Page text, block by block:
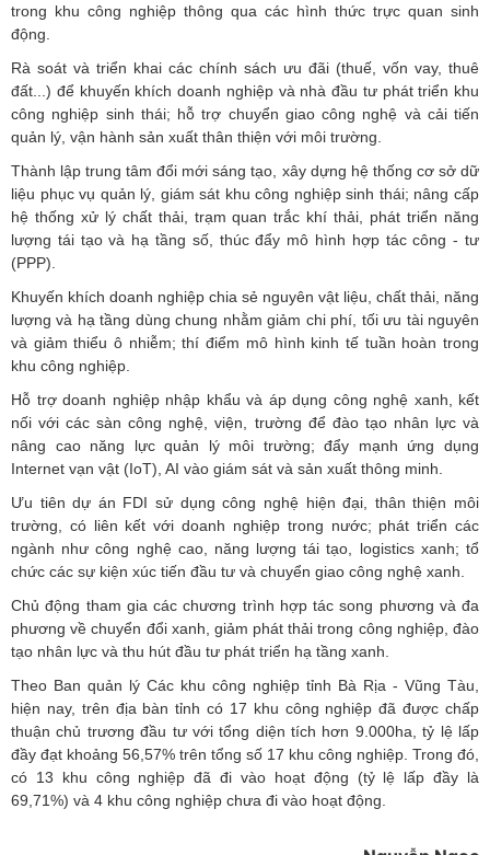
trong khu công nghiệp thông qua các hình thức trực quan sinh
động.
Rà soát và triển khai các chính sách ưu đãi (thuế, vốn vay, thuê
đất...) để khuyến khích doanh nghiệp và nhà đầu tư phát triển khu
công nghiệp sinh thái; hỗ trợ chuyển giao công nghệ và cải tiến
quản lý, vận hành sản xuất thân thiện với môi trường.
Thành lập trung tâm đổi mới sáng tạo, xây dựng hệ thống cơ sở dữ
liệu phục vụ quản lý, giám sát khu công nghiệp sinh thái; nâng cấp
hệ thống xử lý chất thải, trạm quan trắc khí thải, phát triển năng
lượng tái tạo và hạ tầng số, thúc đẩy mô hình hợp tác công - tư
(PPP).
Khuyến khích doanh nghiệp chia sẻ nguyên vật liệu, chất thải, năng
lượng và hạ tầng dùng chung nhằm giảm chi phí, tối ưu tài nguyên
và giảm thiểu ô nhiễm; thí điểm mô hình kinh tế tuần hoàn trong
khu công nghiệp.
Hỗ trợ doanh nghiệp nhập khẩu và áp dụng công nghệ xanh, kết
nối với các sàn công nghệ, viện, trường để đào tạo nhân lực và
nâng cao năng lực quản lý môi trường; đẩy mạnh ứng dụng
Internet vạn vật (IoT), AI vào giám sát và sản xuất thông minh.
Ưu tiên dự án FDI sử dụng công nghệ hiện đại, thân thiện môi
trường, có liên kết với doanh nghiệp trong nước; phát triển các
ngành như công nghệ cao, năng lượng tái tạo, logistics xanh; tổ
chức các sự kiện xúc tiến đầu tư và chuyển giao công nghệ xanh.
Chủ động tham gia các chương trình hợp tác song phương và đa
phương về chuyển đổi xanh, giảm phát thải trong công nghiệp, đào
tạo nhân lực và thu hút đầu tư phát triển hạ tầng xanh.
Theo Ban quản lý Các khu công nghiệp tỉnh Bà Rịa - Vũng Tàu,
hiện nay, trên địa bàn tỉnh có 17 khu công nghiệp đã được chấp
thuận chủ trương đầu tư với tổng diện tích hơn 9.000ha, tỷ lệ lấp
đầy đạt khoảng 56,57% trên tổng số 17 khu công nghiệp. Trong đó,
có 13 khu công nghiệp đã đi vào hoạt động (tỷ lệ lấp đầy là
69,71%) và 4 khu công nghiệp chưa đi vào hoạt động.